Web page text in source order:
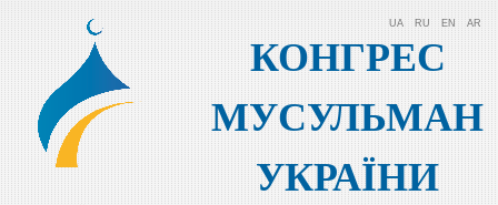
КОНГРЕС
МУСУЛЬМАН
УКРАЇНИ
UA RU EN AR